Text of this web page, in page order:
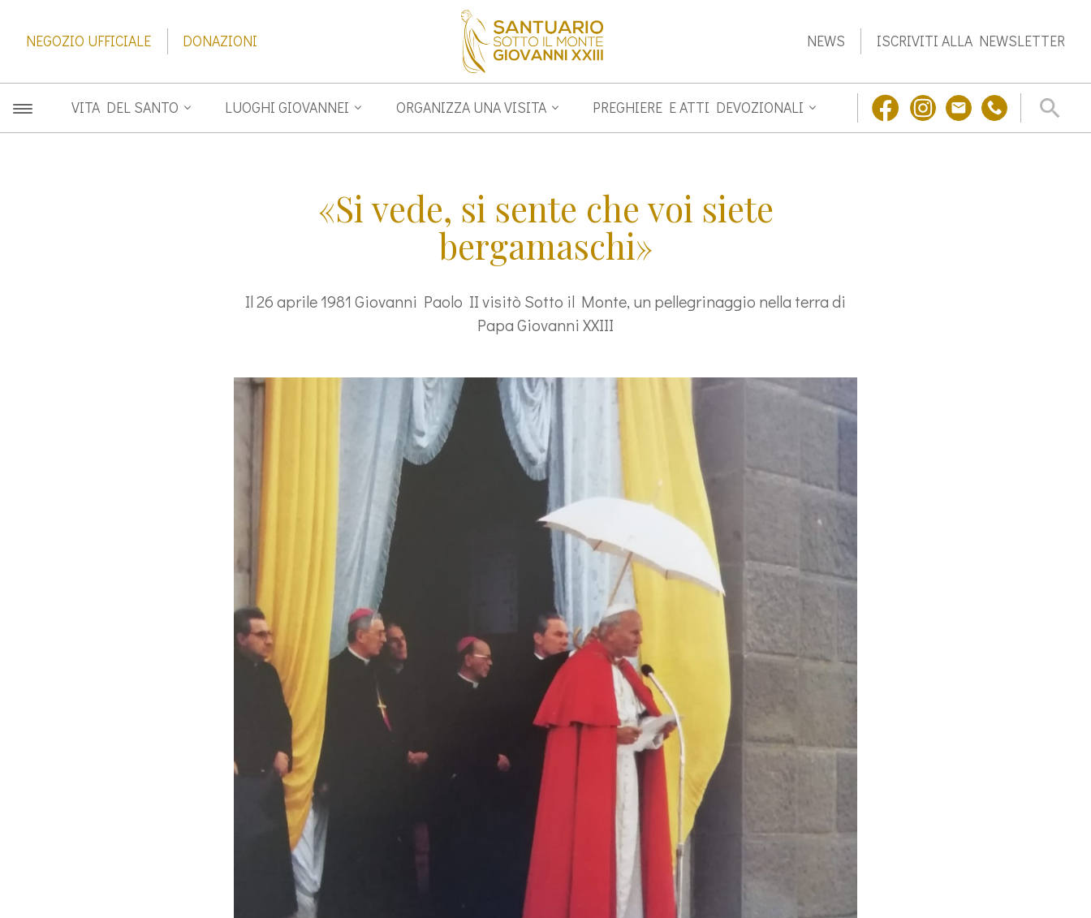
NEGOZIO UFFICIALE DONAZIONI NEWS ISCRIVITI ALLA NEWSLETTER
VITA DEL SANTO LUOGHI GIOVANNEI ORGANIZZA UNA VISITA PREGHIERE E ATTI DEVOZIONALI
«Si vede, si sente che voi siete
bergamaschi»
Il 26 aprile 1981 Giovanni Paolo II visitò Sotto il Monte, un pellegrinaggio nella terra di
Papa Giovanni XXIII